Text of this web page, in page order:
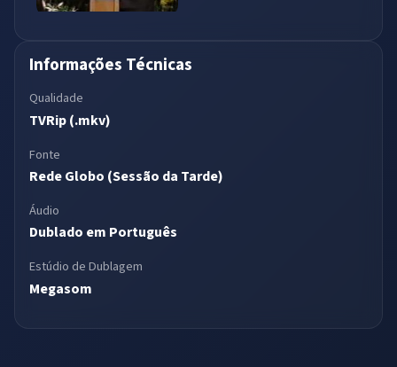
Informações Técnicas
Qualidade
TVRip (.mkv)
Fonte
Rede Globo (Sessão da Tarde)
Áudio
Dublado em Português
Estúdio de Dublagem
Megasom